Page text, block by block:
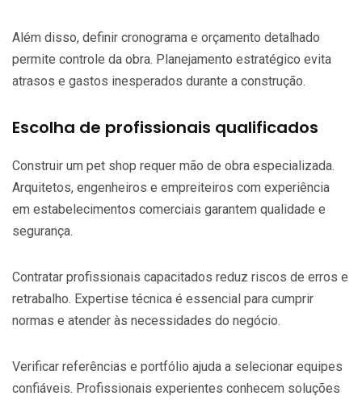
Além disso, definir cronograma e orçamento detalhado
permite controle da obra. Planejamento estratégico evita
atrasos e gastos inesperados durante a construção.
Escolha de profissionais qualificados
Construir um pet shop requer mão de obra especializada.
Arquitetos, engenheiros e empreiteiros com experiência
em estabelecimentos comerciais garantem qualidade e
segurança.
Contratar profissionais capacitados reduz riscos de erros e
retrabalho. Expertise técnica é essencial para cumprir
normas e atender às necessidades do negócio.
Verificar referências e portfólio ajuda a selecionar equipes
confiáveis. Profissionais experientes conhecem soluções